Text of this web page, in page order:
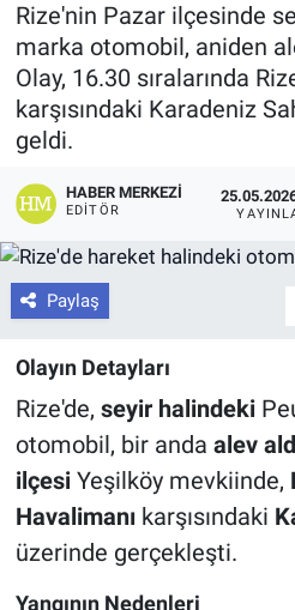
Rize'nin Pazar ilçesinde
marka otomobil, aniden
Olay, 16.30 sıralarında
karşısındaki Karadeniz
geldi.
HABER MERKEZI
EDITÖR
Paylaş
Olayın Detayları
Rize'de, seyir halindeki
otomobil, bir anda alev
ilçesiYeşilköy mevkiinde,
Havalimanıkarşısındaki
üzerinde gerçekleşti.
Yangının Nedenleri